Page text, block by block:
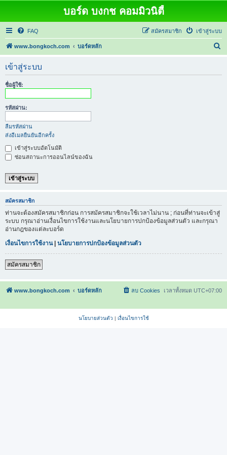
บอร์ด บงกช คอมมิวนิตี้
FAQ เข้าสู่ระบบ
สมัครสมาชิก
www.bongkoch.com บอร์ดหลัก
เข้าสู่ระบบ
ชื่อผู้ใช้:
รหัสผ่าน:
ลืมรหัสผ่าน
ส่งอีเมลยืนยันอีกครั้ง
เข้าสู่ระบบอัตโนมัติ
ซ่อนสถานะการออนไลน์ของฉัน
สมัครสมาชิก
ท่านจะต้องสมัครสมาชิกก่อน การสมัครสมาชิกจะใช้เวลาไม่นาน ; ก่อนที่ท่านจะเข้าสู่
ระบบ กรุณาอ่านเงื่อนไขการใช้งานและนโยบายการปกป้องข้อมูลส่วนตัว และกรุณา
อ่านกฎของแต่ละบอร์ด
เงื่อนไขการใช้งาน| นโยบายการปกป้องข้อมูลส่วนตัว
สมัครสมาชิก
www.bongkoch.com บอร์ดหลัก เวลาทั้งหมด UTC+07:00
ลบ Cookies
นโยบายส่วนตัว | เงื่อนไขการใช้